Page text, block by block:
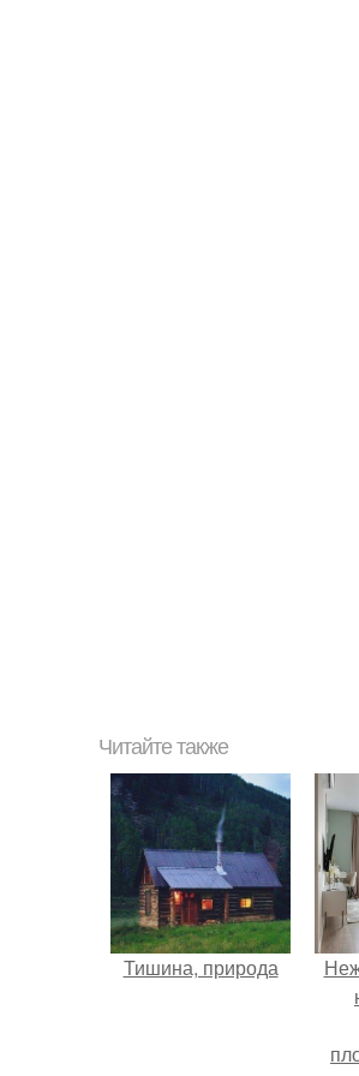
Читайте также
Тишина, природа